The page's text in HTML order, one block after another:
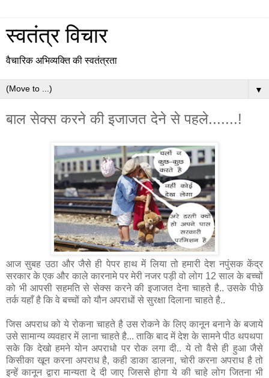
स्वतंत्र विचार
वैचारिक अभिव्यक्ति की स्वतंत्रता
▼
बाल सेक्स करने की इजाजत देने से पहले.......!
आज सुबह उठा और जैसे ही पेपर हाथ में लिया तो हमारी देश नपुंसक केंद्र
सरकार के एक और काले कारनामे पर मेरी नजर पड़ी वो लोग 12 साल के बच्‍चों
को भी आपसी सहमति से सेक्‍स करने की इजाजत देना चाहते है.. उसके पीछे
तर्क यहाँ है कि वे बच्‍चों को यौन अपराधों से सुरक्षा दिलाना चाहते है..
जिस अपराध को ये रोकना चाहते है उस रोकने के लिए कानून बनाने के बजाये
उसे सामान्य व्यवहार में लाना चाहते है... ताकि बाद में देश के सामने पीठ थपथपा
सके कि देखो हमने योन अपराधो पर रोक लगा दी.. ये तो वैसे ही हुआ जैसे
किसीका खून करना अपराध है, कही डाका डालना, चोरी करना अपराध है तो
इन्हें कानून द्वारा मान्यता दे दी जाए जिससे होगा ये की चाहे लोग जितना भी